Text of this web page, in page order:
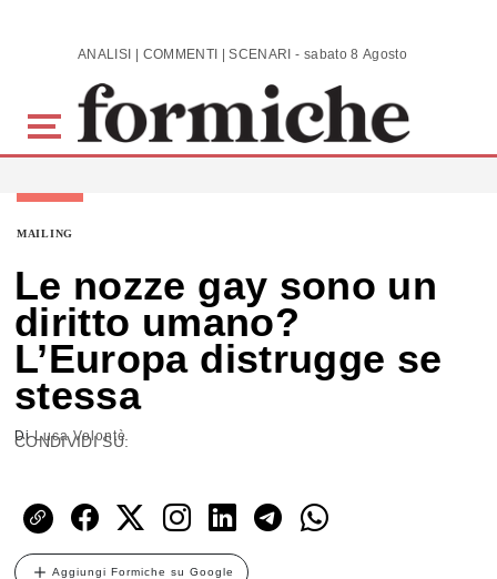
Skip to main content ANALISI | COMMENTI | SCENARI - sabato 8 Agosto 2026
MAILING
Le nozze gay sono un
diritto umano?
L’Europa distrugge se
stessa
DiLuca Volontè
CONDIVIDI SU:
Aggiungi Formiche su Google